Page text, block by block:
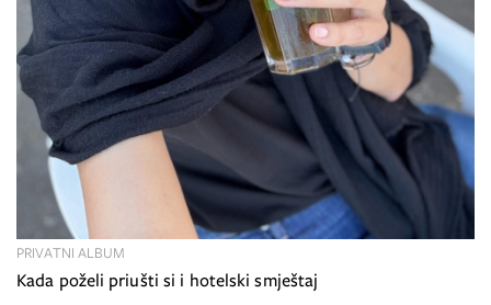
Kada poželi priušti si i hotelski smještaj
PRIVATNI ALBUM